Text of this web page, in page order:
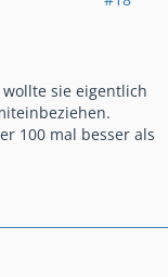
sie eigentlich
100 mal besser als